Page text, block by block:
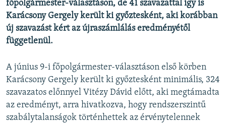
Valamennyi RFE/RL weboldal
főpolgármester-választáson, de 41 szavazattal így is
Karácsony Gergely került ki győztesként, aki korábban
új szavazást kért az újraszámlálás eredményétől
függetlenül.
A június 9-i főpolgármester-választáson első körben
Karácsony Gergely került ki győztesként minimális, 324
szavazatos előnnyel Vitézy Dávid előtt, aki megtámadta
az eredményt, arra hivatkozva, hogy rendszerszintű
szabálytalanságok történhettek az érvénytelennek